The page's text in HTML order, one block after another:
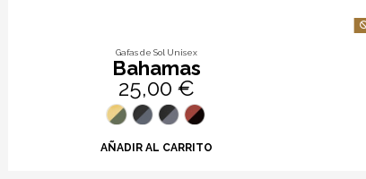
Gafas de Sol Unisex
Bahamas
25,00 €
AÑADIR AL CARRITO